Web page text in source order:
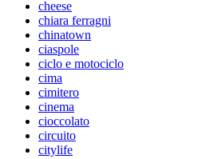
cheese
chiara ferragni
chinatown
ciaspole
ciclo e motociclo
cima
cimitero
cinema
cioccolato
circuito
citylife